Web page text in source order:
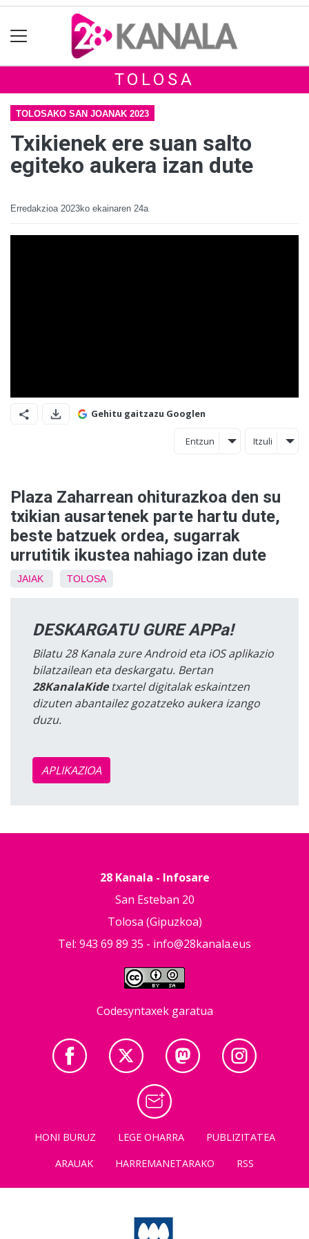
TOLOSA
TOLOSAKO SAN JOANAK 2023
Txikienek ere suan salto
egiteko aukera izan dute
Erredakzioa 2023ko ekainaren 24a
Gehitu gaitzazu Googlen
Entzun Itzuli
Plaza Zaharrean ohiturazkoa den su
txikian ausartenek parte hartu dute,
beste batzuek ordea, sugarrak
urrutitik ikustea nahiago izan dute
JAIAK TOLOSA
DESKARGATU GURE APPa!
Bilatu 28 Kanala zure Android eta iOS aplikazio
bilatzailean eta deskargatu. Bertan
28KanalaKidetxartel digitalak eskaintzen
dizuten abantailez gozatzeko aukera izango
duzu.
APLIKAZIOA
28 Kanala - Infosare
San Esteban 20
Tolosa (Gipuzkoa)
Tel: 943 69 89 35 - info@28kanala.eus
Codesyntaxek garatua
HONI BURUZ LEGE OHARRA
PUBLIZITATEA
ARAUAK
HARREMANETARAKO RSS